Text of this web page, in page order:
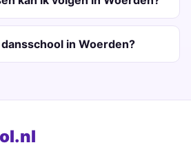
in Woerden?